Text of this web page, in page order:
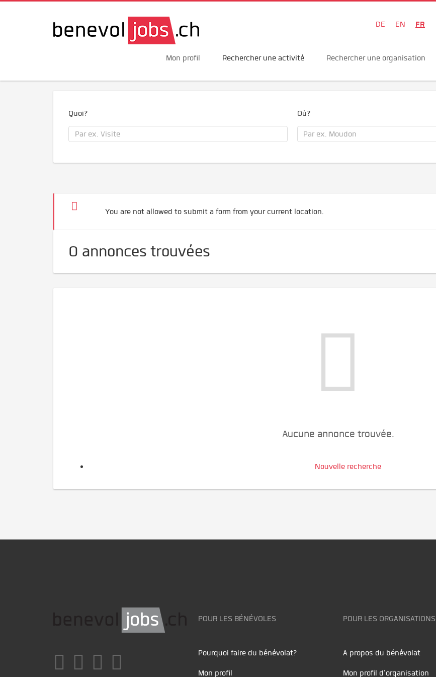
DE EN FR
Mon profil Rechercher une activité Rechercher une organisation
Quoi? Où?
You are not allowed to submit a form from your current location.
0 annonces trouvées
Aucune annonce trouvée.
Nouvelle recherche
POUR LES BÉNÉVOLES
Pourquoi faire du bénévolat?
Mon profil
POUR LES ORGANISATIONS
A propos du bénévolat
Mon profil d'organisation